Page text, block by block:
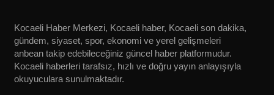
Kocaeli Haber Merkezi, Kocaeli haber, Kocaeli son dakika,
gündem, siyaset, spor, ekonomi ve yerel gelişmeleri
anbean takip edebileceğiniz güncel haber platformudur.
Kocaeli haberleri tarafsız, hızlı ve doğru yayın anlayışıyla
okuyuculara sunulmaktadır.